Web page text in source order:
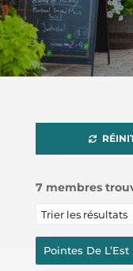
7membres
Pointes De L’Est